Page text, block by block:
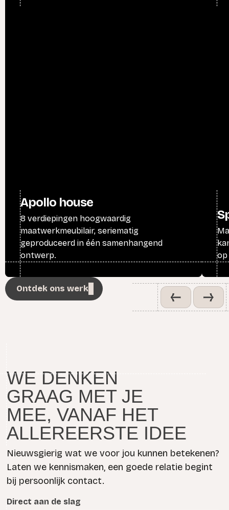
Apollo house
8 verdiepingen hoogwaardig
maatwerkmeubilair, seriematig
geproduceerd in één samenhangend
ontwerp.
op
Ontdek ons werk
WE DENKEN
GRAAG MET JE
MEE, VANAF HET
ALLEREERSTE IDEE
Nieuwsgierig wat we voor jou kunnen betekenen?
Laten we kennismaken, een goede relatie begint
bij persoonlijk contact.
Direct aan de slag